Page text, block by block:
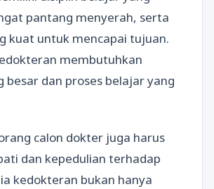
pantang menyerah, serta
kuat untuk mencapai tujuan.
membutuhkan
besar dan proses belajar yang
calon dokter juga harus
dan kepedulian terhadap
kedokteran bukan hanya